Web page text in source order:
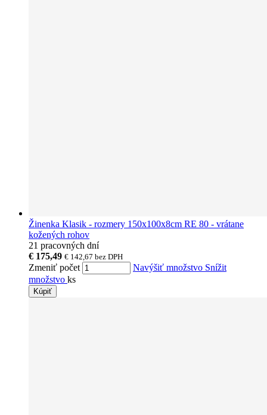
Žinenka Klasik - rozmery 150x100x8cm RE 80 - vrátane
kožených rohov
21 pracovných dní
€ 175,49 € 142,67 bez DPH
Zmeniť počet Navýšiť množstvo Snížit
množstvo ks
Kúpiť